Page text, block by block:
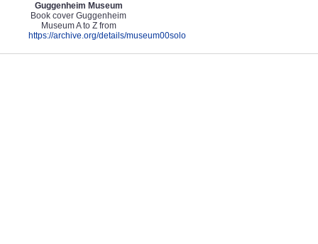
Guggenheim Museum
Book cover Guggenheim
Museum A to Z from
https://archive.org/details/museum00solo